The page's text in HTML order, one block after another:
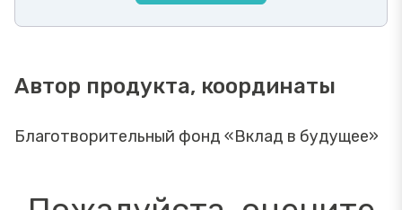
Автор продукта, координаты
Благотворительный фонд «Вклад в будущее»